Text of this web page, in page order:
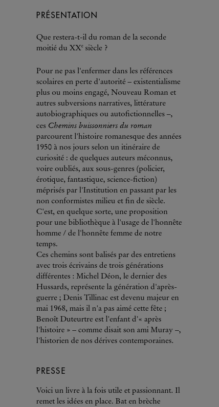
PRÉSENTATION
Que restera-t-il du roman de la seconde
moitié du XXe siècle ?
Pour ne pas l'enfermer dans les références
scolaires en perte d'autorité – existentialisme
plus ou moins engagé, Nouveau Roman et
autres subversions narratives, littérature
autobiographiques ou autofictionnelles –,
ces Chemins buissonniers du roman
parcourent l'histoire romanesque des années
1950 à nos jours selon un itinéraire de
curiosité : de quelques auteurs méconnus,
voire oubliés, aux sous-genres (policier,
érotique, fantastique, science-fiction)
méprisés par l'Institution en passant par les
non conformistes milieu et fin de siècle.
C'est, en quelque sorte, une proposition
pour une bibliothèque à l'usage de l'honnête
homme / de l'honnête femme de notre
temps.
Ces chemins sont balisés par des entretiens
avec trois écrivains de trois générations
différentes : Michel Déon, le dernier des
Hussards, représente la génération d'après-
guerre ; Denis Tillinac est devenu majeur en
mai 1968, mais il n'a pas aimé cette fête ;
Benoît Duteurtre est l'enfant d'« après
l'histoire » – comme disait son ami Muray –,
l'historien de nos dérives contemporaines.
PRESSE
Voici un livre à la fois utile et passionnant. Il
remet les idées en place. Bat en brèche